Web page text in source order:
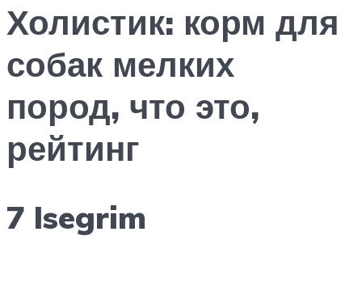
Холистик: корм для
собак мелких
пород, что это,
рейтинг
7 Isegrim